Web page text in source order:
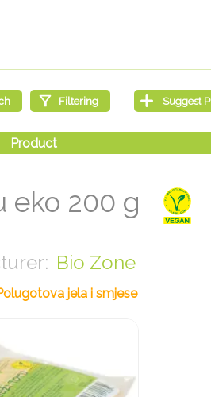
eko 200 g
Bio Zone
jela i smjese